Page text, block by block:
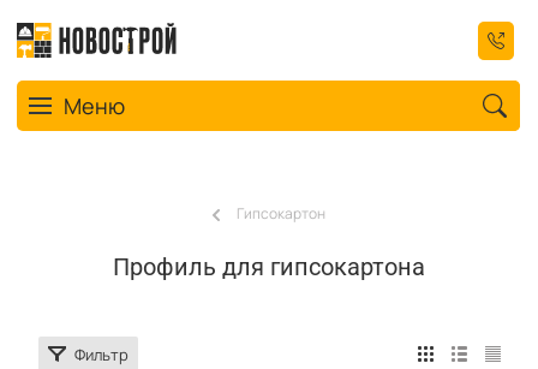
Toggle navigation
Меню
Гипсокартон
Профиль для гипсокартона
Фильтр